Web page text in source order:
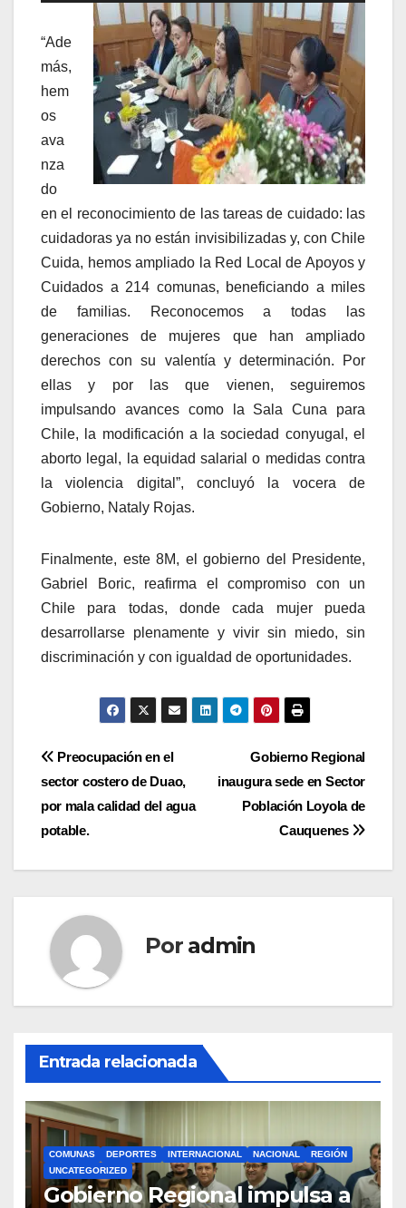
“Ade
más,
hem
os
ava
nza
do
en el reconocimiento de las tareas de cuidado: las
cuidadoras ya no están invisibilizadas y, con Chile
Cuida, hemos ampliado la Red Local de Apoyos y
Cuidados a 214 comunas, beneficiando a miles
de familias. Reconocemos a todas las
generaciones de mujeres que han ampliado
derechos con su valentía y determinación. Por
ellas y por las que vienen, seguiremos
impulsando avances como la Sala Cuna para
Chile, la modificación a la sociedad conyugal, el
aborto legal, la equidad salarial o medidas contra
la violencia digital”, concluyó la vocera de
Gobierno, Nataly Rojas.
Finalmente, este 8M, el gobierno del Presidente,
Gabriel Boric, reafirma el compromiso con un
Chile para todas, donde cada mujer pueda
desarrollarse plenamente y vivir sin miedo, sin
discriminación y con igualdad de oportunidades.
Navegación
de
entradas
Gobierno Regional
inaugura sede en Sector
Población Loyola de
Cauquenes
Preocupación en el
sector costero de Duao,
por mala calidad del agua
potable.
Por admin
Entrada relacionada
COMUNAS DEPORTES INTERNACIONAL NACIONAL
REGIÓN
UNCATEGORIZED
Gobierno Regional impulsa a